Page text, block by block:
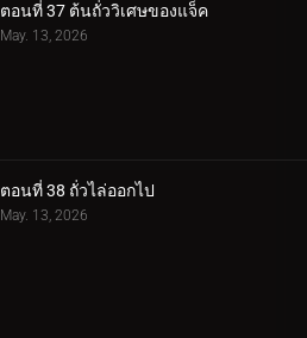
ตอนที่ 37 ต้นถั่ววิเศษของแจ็ค
May. 13, 2026
ตอนที่ 38 ถั่วไล่ออกไป
May. 13, 2026